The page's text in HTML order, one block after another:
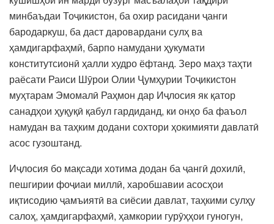
минбаъдаи Тоҷикистон, ба охир расидани ҷанги
бародаркуш, ба даст даровардани сулҳ ва
ҳамдигарфаҳмӣ, барпо намудани ҳукумати
конститутсионӣ ҳалли худро ёфтанд. Зеро маҳз таҳти
раёсати Раиси Шӯрои Олии Ҷумҳурии Тоҷикистон
муҳтарам Эмомалӣ Раҳмон дар Иҷлосия як қатор
санадҳои ҳуқуқӣ қабул гардиданд, ки онҳо ба фаъол
намудан ва таҳким додани сохтори ҳокимияти давлатӣ
асос гузоштанд.
Иҷлосия бо мақсади хотима додан ба ҷангӣ дохилӣ,
пешгирии фоҷиаи миллӣ, харобшавии асосҳои
иқтисодию ҷамъиятӣ ва сиёсии давлат, таҳкими сулҳу
салоҳ, ҳамдигарфаҳмӣ, ҳамкории гурӯҳҳои гуногун,